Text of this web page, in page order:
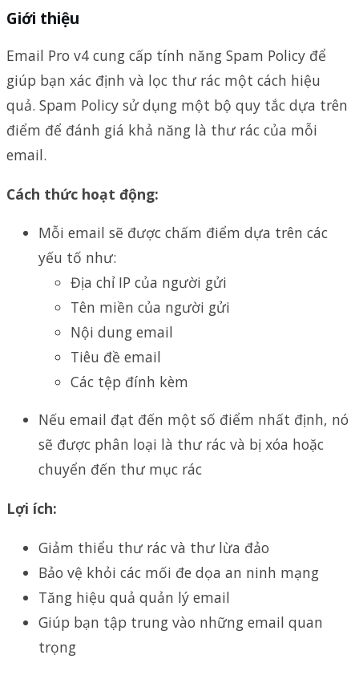
Giới thiệu
Email Pro v4 cung cấp tính năng Spam Policy để
giúp bạn xác định và lọc thư rác một cách hiệu
quả. Spam Policy sử dụng một bộ quy tắc dựa trên
điểm để đánh giá khả năng là thư rác của mỗi
email.
Cách thức hoạt động:
Mỗi email sẽ được chấm điểm dựa trên các
yếu tố như:
Địa chỉ IP của người gửi
Tên miền của người gửi
Nội dung email
Tiêu đề email
Các tệp đính kèm
Nếu email đạt đến một số điểm nhất định, nó
sẽ được phân loại là thư rác và bị xóa hoặc
chuyển đến thư mục rác
Lợi ích:
Giảm thiểu thư rác và thư lừa đảo
Bảo vệ khỏi các mối đe dọa an ninh mạng
Tăng hiệu quả quản lý email
Giúp bạn tập trung vào những email quan
trọng